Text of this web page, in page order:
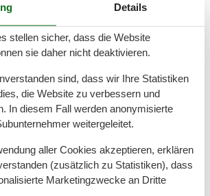
begeistert mit maritimem Flair,
und einer idealen Lage an
der Stadtteil Warnemünde ist
und gemütlichen Cafés. Doch auch
mit ihren Backsteinkirchen,
viel zu bieten.
zu entdecken, ohne tief in
zu müssen. Mit dem gesparten
für Ausflüge, Restaurantbesuche
Details
stellen sicher, dass die Website
sie daher nicht deaktivieren.
sind, dass wir Ihre Statistiken
die Website zu verbessern und
In diesem Fall werden anonymisierte
weitergeleitet.
aller Cookies akzeptieren, erklären
(zusätzlich zu Statistiken), dass
Marketingzwecke an Dritte